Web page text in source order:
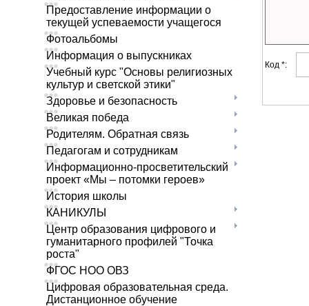
Предоставление информации о
текущей успеваемости учащегося
Фотоальбомы
Информация о выпускниках
Учебный курс "Основы религиозных
культур и светской этики"
Здоровье и безопасность
Великая победа
Родителям. Обратная связь
Педагогам и сотрудникам
Информационно-просветительский
проект «Мы – потомки героев»
История школы
КАНИКУЛЫ
Центр образования цифрового и
гуманитарного профилей "Точка
роста"
ФГОС НОО ОВЗ
Цифровая образовательная среда.
Дистанционное обучение
Код *: